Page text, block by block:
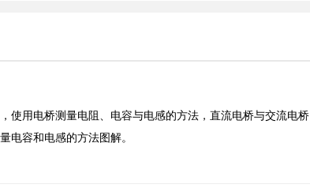
使用电桥测量电阻、电容与电感的方法，直流电桥与交流电桥
电容和电感的方法图解。